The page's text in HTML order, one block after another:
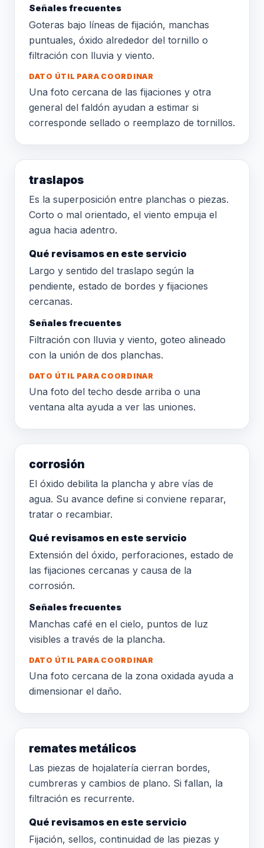
Señales frecuentes
Goteras bajo líneas de fijación, manchas
puntuales, óxido alrededor del tornillo o
filtración con lluvia y viento.
DATO ÚTIL PARA COORDINAR
Una foto cercana de las fijaciones y otra
general del faldón ayudan a estimar si
corresponde sellado o reemplazo de tornillos.
traslapos
Es la superposición entre planchas o piezas.
Corto o mal orientado, el viento empuja el
agua hacia adentro.
Qué revisamos en este servicio
Largo y sentido del traslapo según la
pendiente, estado de bordes y fijaciones
cercanas.
Señales frecuentes
Filtración con lluvia y viento, goteo alineado
con la unión de dos planchas.
DATO ÚTIL PARA COORDINAR
Una foto del techo desde arriba o una
ventana alta ayuda a ver las uniones.
corrosión
El óxido debilita la plancha y abre vías de
agua. Su avance define si conviene reparar,
tratar o recambiar.
Qué revisamos en este servicio
Extensión del óxido, perforaciones, estado de
las fijaciones cercanas y causa de la
corrosión.
Señales frecuentes
Manchas café en el cielo, puntos de luz
visibles a través de la plancha.
DATO ÚTIL PARA COORDINAR
Una foto cercana de la zona oxidada ayuda a
dimensionar el daño.
remates metálicos
Las piezas de hojalatería cierran bordes,
cumbreras y cambios de plano. Si fallan, la
filtración es recurrente.
Qué revisamos en este servicio
Fijación, sellos, continuidad de las piezas y